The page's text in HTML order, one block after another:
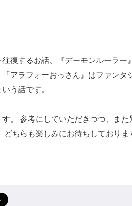
復するお話、『デーモンルーラー
アラフォーおっさん』はファンタ
う話です。
。 参考にしていただきつつ、ま
どちらも楽しみにお待ちしておりま